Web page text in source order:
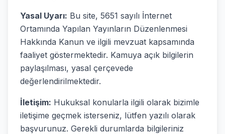
Yasal Uyarı: Bu site, 5651 sayılı İnternet
Ortamında Yapılan Yayınların Düzenlenmesi
Hakkında Kanun ve ilgili mevzuat kapsamında
faaliyet göstermektedir. Kamuya açık bilgilerin
paylaşılması, yasal çerçevede
değerlendirilmektedir.
İletişim: Hukuksal konularla ilgili olarak bizimle
iletişime geçmek isterseniz, lütfen yazılı olarak
başvurunuz. Gerekli durumlarda bilgileriniz